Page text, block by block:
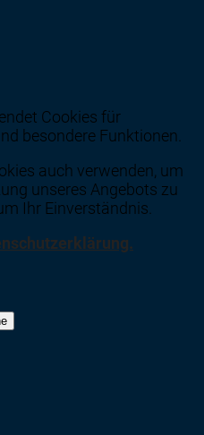
Cookies für
besondere Funktionen.
auch verwenden, um
unseres Angebots zu
Ihr Einverständnis.